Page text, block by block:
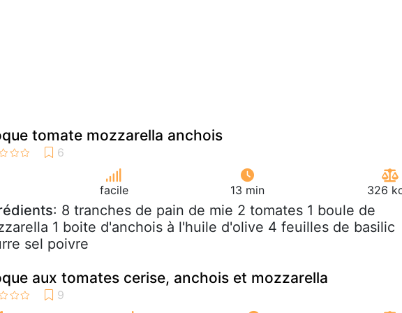
tomate mozzarella anchois
facile 13 min 326
: 8 tranches de pain de mie 2 tomates 1 boule de
1 boite d'anchois à l'huile d'olive 4 feuilles de basilic
sel poivre
aux tomates cerise, anchois et mozzarella